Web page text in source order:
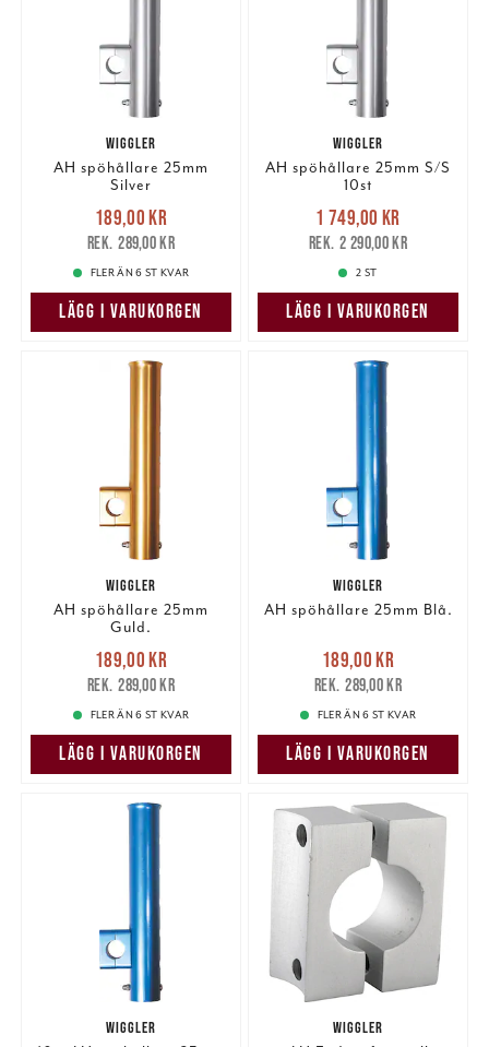
WIGGLER
AH spöhållare 25mm
Silver
Nuvarande pris
189,00 krTidigare pris
289,00 kr
189,00 kr
289,00 kr
FLER ÄN 6 ST KVAR
LÄGG I VARUKORGEN
WIGGLER
AH spöhållare 25mm S/S
10st
Nuvarande pris
1 749,00 krTidigare pris
2 290,00 kr
1 749,00 kr
2 290,00 kr
2 ST
LÄGG I VARUKORGEN
WIGGLER
AH spöhållare 25mm
Guld.
Nuvarande pris
189,00 krTidigare pris
289,00 kr
189,00 kr
289,00 kr
FLER ÄN 6 ST KVAR
LÄGG I VARUKORGEN
WIGGLER
AH spöhållare 25mm Blå.
Nuvarande pris
189,00 krTidigare pris
289,00 kr
189,00 kr
289,00 kr
FLER ÄN 6 ST KVAR
LÄGG I VARUKORGEN
WIGGLER WIGGLER